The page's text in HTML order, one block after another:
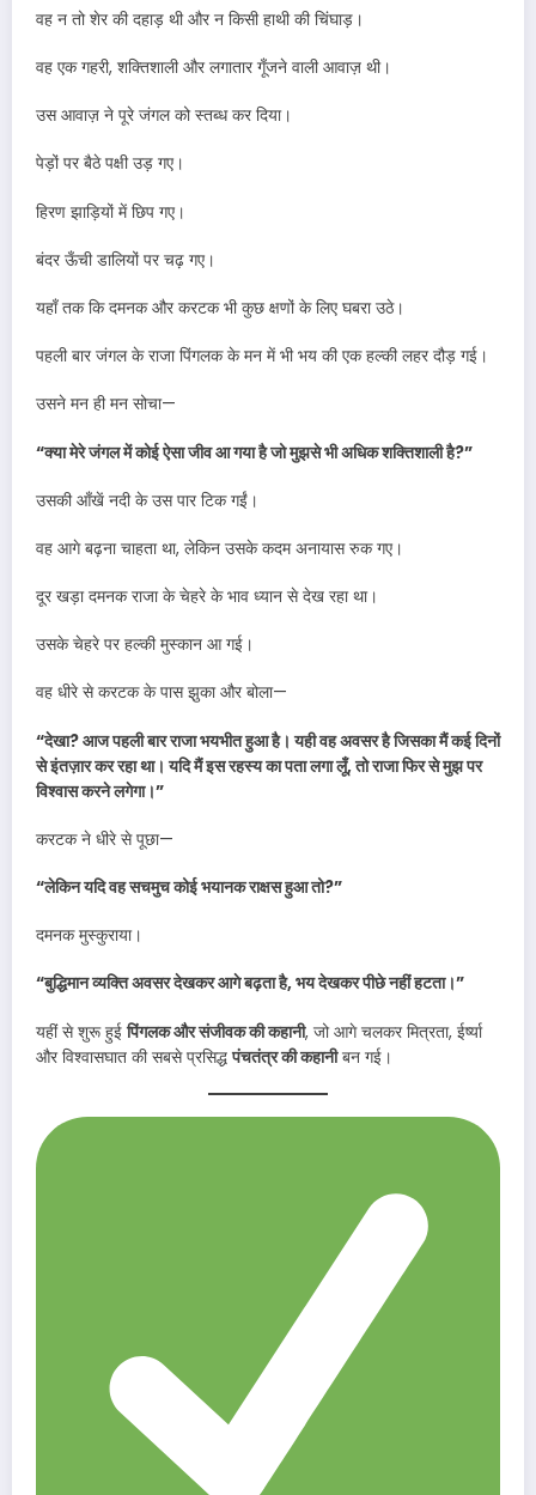
वह न तो शेर की दहाड़ थी और न किसी हाथी की चिंघाड़।
वह एक गहरी, शक्तिशाली और लगातार गूँजने वाली आवाज़ थी।
उस आवाज़ ने पूरे जंगल को स्तब्ध कर दिया।
पेड़ों पर बैठे पक्षी उड़ गए।
हिरण झाड़ियों में छिप गए।
बंदर ऊँची डालियों पर चढ़ गए।
यहाँ तक कि दमनक और करटक भी कुछ क्षणों के लिए घबरा उठे।
पहली बार जंगल के राजा पिंगलक के मन में भी भय की एक हल्की लहर दौड़ गई।
उसने मन ही मन सोचा—
“क्या मेरे जंगल में कोई ऐसा जीव आ गया है जो मुझसे भी अधिक शक्तिशाली है?”
उसकी आँखें नदी के उस पार टिक गईं।
वह आगे बढ़ना चाहता था, लेकिन उसके कदम अनायास रुक गए।
दूर खड़ा दमनक राजा के चेहरे के भाव ध्यान से देख रहा था।
उसके चेहरे पर हल्की मुस्कान आ गई।
वह धीरे से करटक के पास झुका और बोला—
“देखा? आज पहली बार राजा भयभीत हुआ है। यही वह अवसर है जिसका मैं कई दिनों
से इंतज़ार कर रहा था। यदि मैं इस रहस्य का पता लगा लूँ, तो राजा फिर से मुझ पर
विश्वास करने लगेगा।”
करटक ने धीरे से पूछा—
“लेकिन यदि वह सचमुच कोई भयानक राक्षस हुआ तो?”
दमनक मुस्कुराया।
“बुद्धिमान व्यक्ति अवसर देखकर आगे बढ़ता है, भय देखकर पीछे नहीं हटता।”
यहीं से शुरू हुईपिंगलक और संजीवक की कहानी, जो आगे चलकर मित्रता, ईर्ष्या
और विश्वासघात की सबसे प्रसिद्धपंचतंत्र की कहानीबन गई।